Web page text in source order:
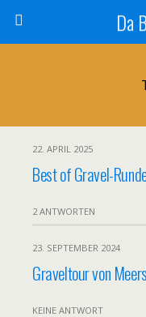
Da
22. APRIL 2025
Best of Gravel-
2 ANTWORTEN
23. SEPTEMBER 2024
Graveltour von
KEINE ANTWORT